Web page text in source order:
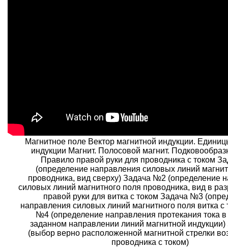
Магнитное поле Вектор магнитной индукции.
индукции Магнит. Полосовой магнит.
Правило правой руки для проводника с током
(определение направления силовых линий
проводника, вид сверху) Задача №2 (определение
силовых линий магнитного поля проводника, вид в
правой руки для витка с током Задача №3
направления силовых линий магнитного поля витка с
№4 (определение направления протекания тока в
заданном направлении линий магнитной
(выбор верно расположенной магнитной стрелки
проводника с током)